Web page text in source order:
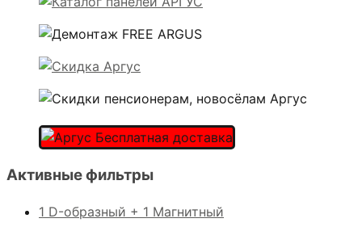
Активные фильтры
1 D-образный + 1 Магнитный